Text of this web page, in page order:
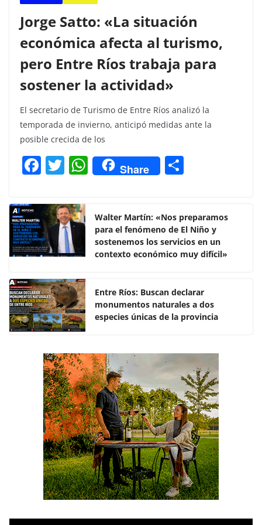
Jorge Satto: «La situación
económica afecta al turismo,
pero Entre Ríos trabaja para
sostener la actividad»
El secretario de Turismo de Entre Ríos analizó la
temporada de invierno, anticipó medidas ante la
posible crecida de los
F
c
e
b
o
o
k
T
itt
er
W
h
s
A
p
Share
p
ar
tir
Walter Martín: «Nos preparamos
para el fenómeno de El Niño y
sostenemos los servicios en un
contexto económico muy difícil»
Entre Ríos: Buscan declarar
monumentos naturales a dos
especies únicas de la provincia